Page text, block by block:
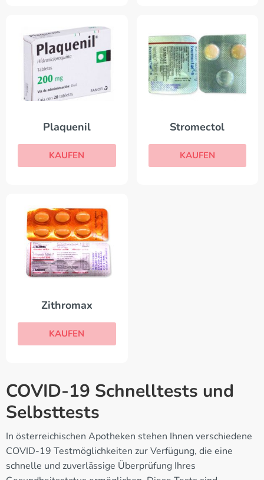
Plaquenil
KAUFEN
Stromectol
KAUFEN
Zithromax
KAUFEN
COVID-19 Schnelltests und
Selbsttests
In österreichischen Apotheken stehen Ihnen verschiedene
COVID-19 Testmöglichkeiten zur Verfügung, die eine
schnelle und zuverlässige Überprüfung Ihres